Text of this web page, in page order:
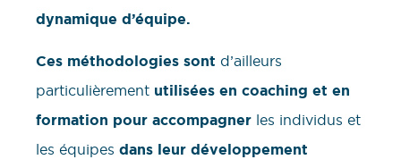
dynamique d’équipe.
Ces méthodologies sont d’ailleurs
particulièrement utilisées en coaching et en
formation pour accompagner les individus et
les équipes dans leur développement